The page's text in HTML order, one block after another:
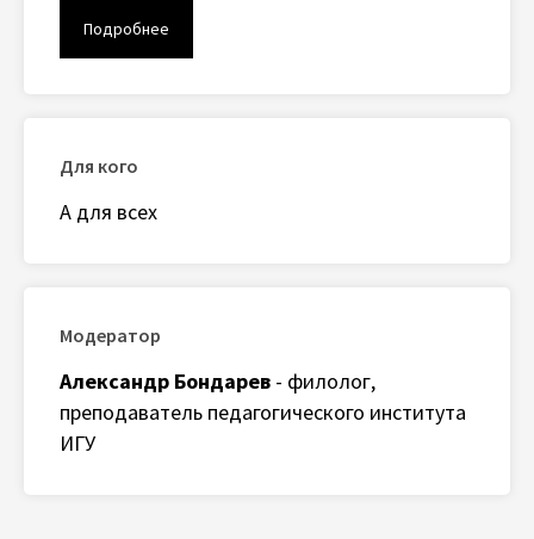
Подробнее
Для кого
А для всех
Модератор
Александр Бондарев - филолог,
преподаватель педагогического института
ИГУ